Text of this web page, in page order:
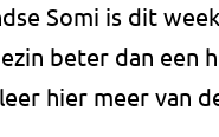
Somi is dit
beter dan een
hier meer van